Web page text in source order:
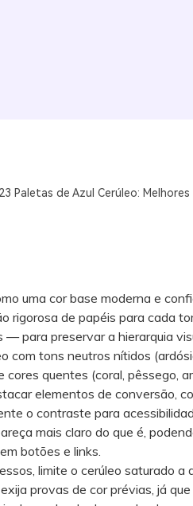
23 Paletas de Azul Cerúleo:
uma cor base moderna e
rigorosa de papéis para cada
— para preservar a hierarquia
com tons neutros nítidos
quentes (coral, pêssego,
elementos de conversão,
o contraste para
mais claro do que é,
botões e links.
limite o cerúleo saturado a
provas de cor prévias, já